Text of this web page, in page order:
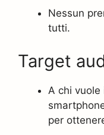
Nessun
tutti.
Target
A chi
per